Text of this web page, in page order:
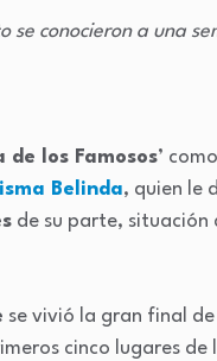
se conocieron a una
de los Famosos’
Belinda, quien le
de su parte, situación
se vivió la gran final de
cinco lugares